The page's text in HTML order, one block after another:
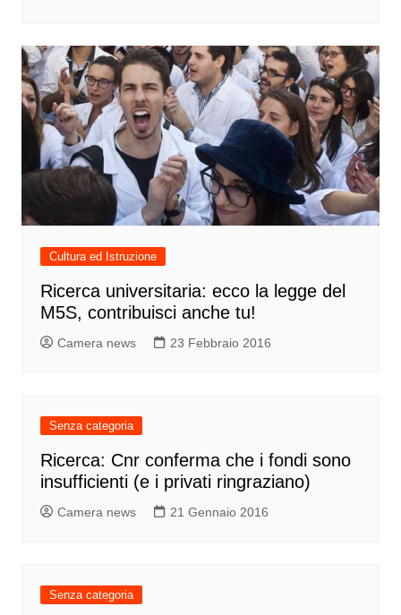
Cultura ed Istruzione
Ricerca universitaria: ecco la legge del
M5S, contribuisci anche tu!
Camera news 23 Febbraio 2016
Senza categoria
Ricerca: Cnr conferma che i fondi sono
insufficienti (e i privati ringraziano)
Camera news 21 Gennaio 2016
Senza categoria